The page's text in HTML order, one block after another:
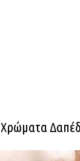
Χρώματα